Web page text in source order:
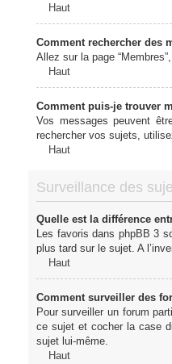
Haut
Comment rechercher des
Allez sur la page
Haut
Comment puis-je trouver
Vos messages peuvent
rechercher vos sujets,
Haut
Surveillance des
Quelle est la différence
Les favoris dans phpBB 3
plus tard sur le sujet. A
Haut
Comment surveiller des
Pour surveiller un forum
ce sujet et cocher la case
sujet lui-même.
Haut